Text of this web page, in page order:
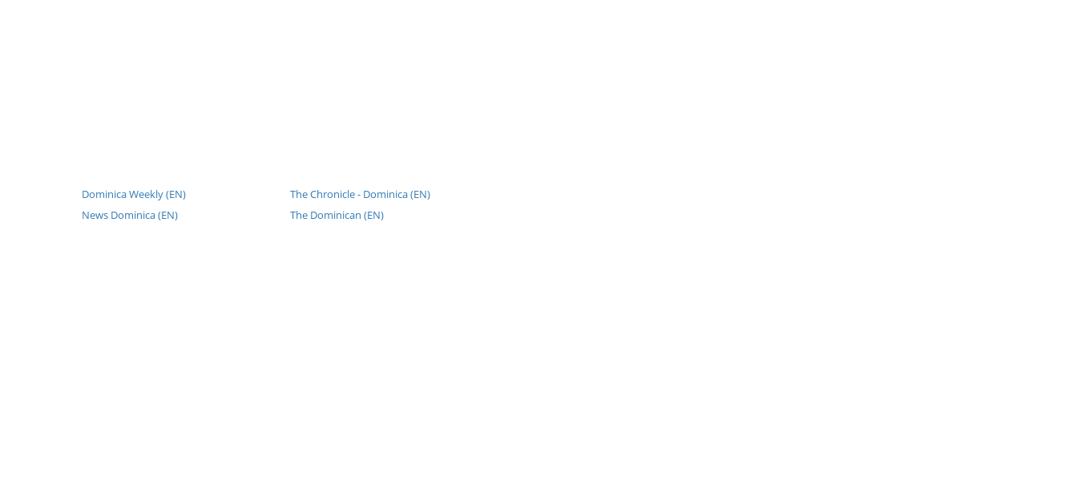
Dominica Weekly (EN)
News Dominica (EN)
The Chronicle - Dominica (EN)
The Dominican (EN)